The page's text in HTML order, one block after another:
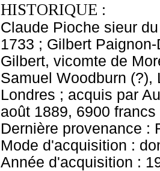
HISTORIQUE :
Claude Pioche sieur
1733 ; Gilbert
Gilbert, vicomte de
Samuel Woodburn
Londres ; acquis par
août 1889, 6900
Dernière provenance :
Mode d'acquisition :
Année d'acquisition :